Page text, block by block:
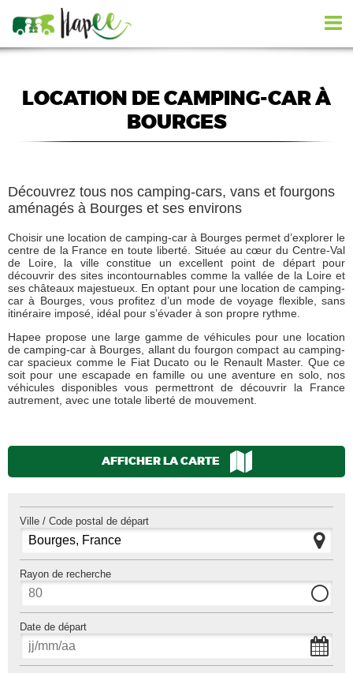
LOCATION DE CAMPING-CAR À
BOURGES
Découvrez tous nos camping-cars, vans et fourgons
aménagés à Bourges et ses environs
Choisir une location de camping-car à Bourges permet d’explorer le
centre de la France en toute liberté. Située au cœur du Centre-Val
de Loire, la ville constitue un excellent point de départ pour
découvrir des sites incontournables comme la vallée de la Loire et
ses châteaux majestueux. En optant pour une location de camping-
car à Bourges, vous profitez d’un mode de voyage flexible, sans
itinéraire imposé, idéal pour s’évader à son propre rythme.
Hapee propose une large gamme de véhicules pour une location
de camping-car à Bourges, allant du fourgon compact au camping-
car spacieux comme le Fiat Ducato ou le Renault Master. Que ce
soit pour une escapade en famille ou une aventure en solo, nos
véhicules disponibles vous permettront de découvrir la France
autrement, avec une totale liberté de mouvement.
AFFICHER LA CARTE
Ville / Code postal de départ
Rayon de recherche
Date de départ